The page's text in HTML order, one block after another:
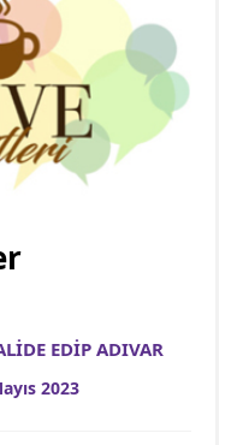
EDİP ADIVAR
2023